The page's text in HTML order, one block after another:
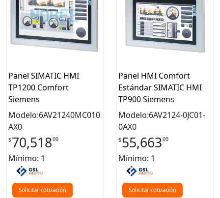
Panel SIMATIC HMI
TP1200 Comfort
Siemens
Modelo:6AV21240MC010
AX0
$70,51800
Mínimo: 1
Solicitar cotización
Panel HMI Comfort
Estándar SIMATIC HMI
TP900 Siemens
Modelo:6AV2124-0JC01-
0AX0
$55,66300
Mínimo: 1
Solicitar cotización